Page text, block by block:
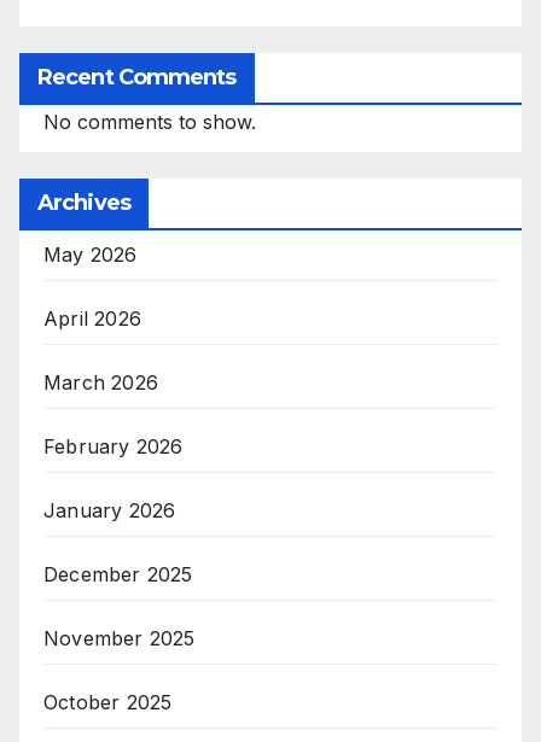
Recent Comments
No comments to show.
Archives
May 2026
April 2026
March 2026
February 2026
January 2026
December 2025
November 2025
October 2025